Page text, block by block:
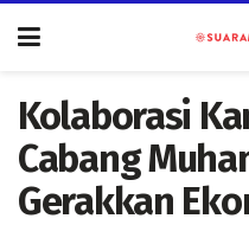
Kolaborasi
Cabang
Gerakkan